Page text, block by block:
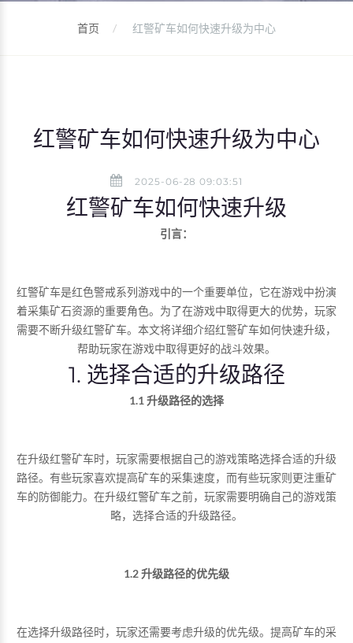
首页 红警矿车如何快速升级为中心
红警矿车如何快速升级为中心
2025-06-28 09:03:51
红警矿车如何快速升级
引言：
红警矿车是红色警戒系列游戏中的一个重要单位，它在游戏中扮演
着采集矿石资源的重要角色。为了在游戏中取得更大的优势，玩家
需要不断升级红警矿车。本文将详细介绍红警矿车如何快速升级，
帮助玩家在游戏中取得更好的战斗效果。
1. 选择合适的升级路径
1.1 升级路径的选择
在升级红警矿车时，玩家需要根据自己的游戏策略选择合适的升级
路径。有些玩家喜欢提高矿车的采集速度，而有些玩家则更注重矿
车的防御能力。在升级红警矿车之前，玩家需要明确自己的游戏策
略，选择合适的升级路径。
1.2 升级路径的优先级
在选择升级路径时，玩家还需要考虑升级的优先级。提高矿车的采